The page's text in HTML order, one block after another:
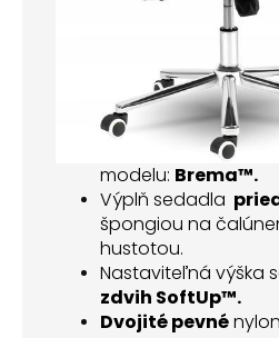
modelu: Brema™.
Výplň sedadla
špongiou na
hustotou.
Nastaviteľná výška
zdvih SoftUp™.
Dvojité pevné